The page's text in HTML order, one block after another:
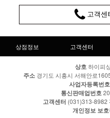
고객센
상점정보 고객센터
상호 하이피싱
주소경기도 시흥시 서해안로
사업자등록번호
통신판매업번호
고객센터 (031)313-8982
개인정보 보